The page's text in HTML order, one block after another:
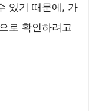
있기 때문에, 가
로 확인하려고